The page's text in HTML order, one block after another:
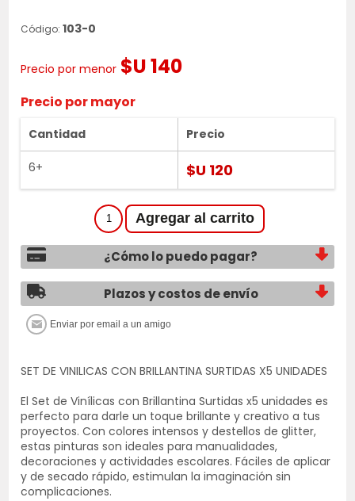
Código: 103-0
Precio por menor $U 140
Precio por mayor
Cantidad
6+
Precio
$U 120
¿Cómo lo puedo pagar?
Plazos y costos de envío
SET DE VINILICAS CON BRILLANTINA SURTIDAS X5 UNIDADES
El Set de Vinílicas con Brillantina Surtidas x5 unidades es
perfecto para darle un toque brillante y creativo a tus
proyectos. Con colores intensos y destellos de glitter,
estas pinturas son ideales para manualidades,
decoraciones y actividades escolares. Fáciles de aplicar
y de secado rápido, estimulan la imaginación sin
complicaciones.